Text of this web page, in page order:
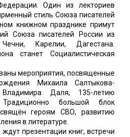
Один из лекториев
стиль Союза писателей
книжном празднике примут
Союза писателей России из
Карелии, Дагестана.
станет Социалистическая
мероприятия, посвященные
Михаила Салтыкова-
Даля, 135-летию
большой блок
героям СВО, развитию
в литературе.
презентации книг, встречи